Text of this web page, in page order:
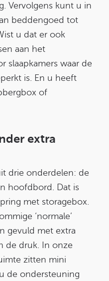
Vervolgens kunt u in
beddengoed tot
u dat er ook
aan het
slaapkamers waar de
is. En u heeft
of
extra
drie onderdelen: de
hoofdbord. Dat is
met storagebox.
‘normale’
gevuld met extra
de druk. In onze
zitten mini
de ondersteuning